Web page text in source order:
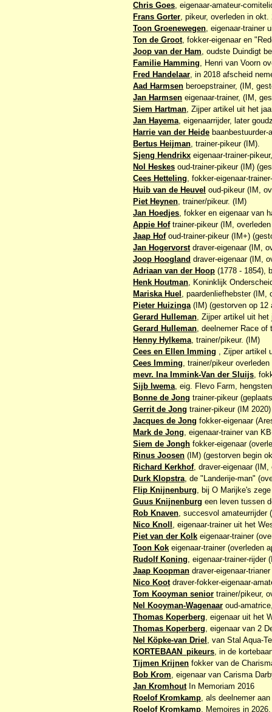
Chris Goes, eigenaar-amateur-
Frans Gorter, pikeur, overleden in okt.
Toon Groenewegen, eigenaar-trainer
Ton de Groot, fokker-eigenaar en
Joop van der Ham, oudste Duindigt
Familie Hamming, Henri van Voorn
Fred Handelaar, in 2018 afscheid
Aad Harmsen beroepstrainer, (IM,
Jan Harmsen eigenaar-trainer, (IM,
Siem Hartman, Zijper artikel uit het
Jan Hayema, eigenaarrijder, later
Harrie van der Heide
Bertus Heijman, trainer-pikeur (IM).
Sjeng Hendrikx eigenaar-trainer-
Nol Heskes oud-trainer-pikeur (IM)
Cees Hetteling, fokker-eigenaar-
Huib van de Heuvel oud-pikeur (IM,
Piet Heynen, trainer/pikeur. (IM)
Jan Hoedjes, fokker en eigenaar van
Appie Hoftrainer-pikeur (IM,
Jaap Hofoud-trainer-pikeur (IM+)
Jan Hogervorstdraver-eigenaar (IM,
Joop Hoogland draver-eigenaar (IM,
Adriaan van der Hoop (1778 - 1854),
Henk Houtman, Koninklijk
Mariska Huel , paardenliefhebster (IM,
Pieter Huizinga(IM) (gestorven op 12
Gerard Hulleman, Zijper artikel uit het
Gerard Hulleman, deelnemer Race of
Henny Hylkema, trainer/pikeur. (IM)
Cees en Ellen Imming , Zijper artikel
Cees Imming, trainer/pikeur overleden
mevr. Ina Immink-Van der Sluijs,
Sijb Iwema, eig. Flevo Farm,
Bonne de Jong trainer-pikeur
Gerrit de Jong trainer-pikeur (IM 2020)
Jacques de Jong fokker-eigenaar
Mark de Jong, eigenaar-trainer van
Siem de Jongh fokker-eigenaar
Rinus Joosen (IM) (gestorven begin
Richard Kerkhof, draver-eigenaar (IM,
Durk Klopstra, de "Landerije-man"
Flip Knijnenburg, bij O Marijke's
Guus Knijnenburg een leven tussen
Rob Knaven, succesvol amateurrijder
Nico Knoll , eigenaar-trainer uit het
Piet van der Kolk eigenaar-trainer
Toon Kok eigenaar-trainer (overleden
Rudolf Koning, eigenaar-trainer-rijder
Jaap Koopman draver-eigenaar-
Nico Kootdraver-fokker-eigenaar-
Tom Kooyman senior trainer/pikeur,
Nel Kooyman-Wagenaar oud-
Thomas Koperberg, eigenaar uit het
Thomas Koperberg, eigenaar van 2
Nel Köpke-van Driel , van Stal Aqua-
KORTEBAAN_pikeurs, in de
Tijmen Krijnen fokker van de
Bob Krom, eigenaar van Carisma
Jan KromhoutIn Memoriam 2016
Roelof Kromkamp, als deelnemer
Roelof Kromkamp, Memoires in